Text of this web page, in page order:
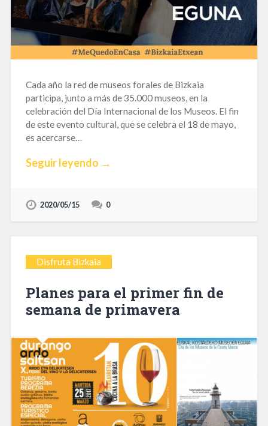
Cada año la red de museos forales de Bizkaia
participa, junto a más de 35.000 museos, en la
celebración del Día Internacional de los Museos. El fin
de este evento cultural, que se celebra el 18 de mayo,
es acercarse…
Seguir leyendo →
2020/05/15 0
Disfruta Bizkaia
Planes para el primer fin de
semana de primavera